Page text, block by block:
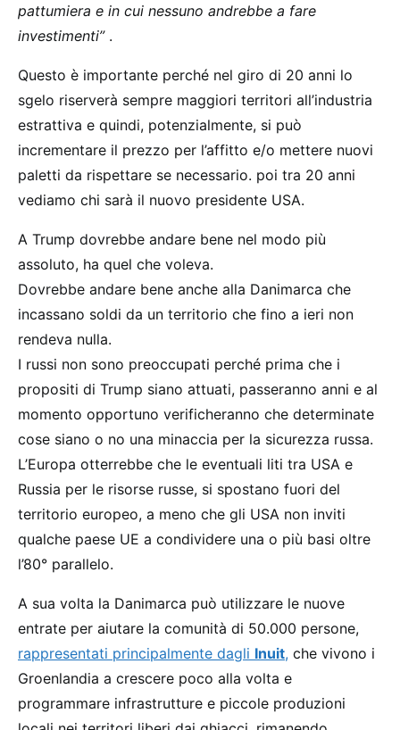
pattumiera e in cui nessuno andrebbe a fare
investimenti”.
Questo è importante perché nel giro di 20 anni lo
sgelo riserverà sempre maggiori territori all’industria
estrattiva e quindi, potenzialmente, si può
incrementare il prezzo per l’affitto e/o mettere nuovi
paletti da rispettare se necessario. poi tra 20 anni
vediamo chi sarà il nuovo presidente USA.
A Trump dovrebbe andare bene nel modo più
assoluto, ha quel che voleva.
Dovrebbe andare bene anche alla Danimarca che
incassano soldi da un territorio che fino a ieri non
rendeva nulla.
I russi non sono preoccupati perché prima che i
propositi di Trump siano attuati, passeranno anni e al
momento opportuno verificheranno che determinate
cose siano o no una minaccia per la sicurezza russa.
L’Europa otterrebbe che le eventuali liti tra USA e
Russia per le risorse russe, si spostano fuori del
territorio europeo, a meno che gli USA non inviti
qualche paese UE a condividere una o più basi oltre
l’80° parallelo.
A sua volta la Danimarca può utilizzare le nuove
entrate per aiutare la comunità di 50.000 persone,
rappresentati principalmente dagli Inuit, che vivono i
Groenlandia a crescere poco alla volta e
programmare infrastrutture e piccole produzioni